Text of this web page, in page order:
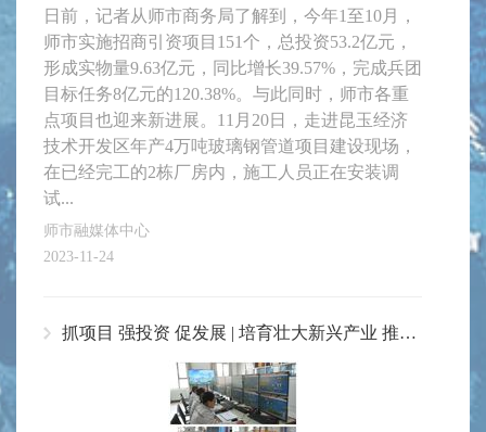
日前，记者从师市商务局了解到，今年1至10月，
师市实施招商引资项目151个，总投资53.2亿元，
形成实物量9.63亿元，同比增长39.57%，完成兵团
目标任务8亿元的120.38%。与此同时，师市各重
点项目也迎来新进展。11月20日，走进昆玉经济
技术开发区年产4万吨玻璃钢管道项目建设现场，
在已经完工的2栋厂房内，施工人员正在安装调
试...
师市融媒体中心
2023-11-24
抓项目 强投资 促发展 | 培育壮大新兴产业 推动园区高质量发展